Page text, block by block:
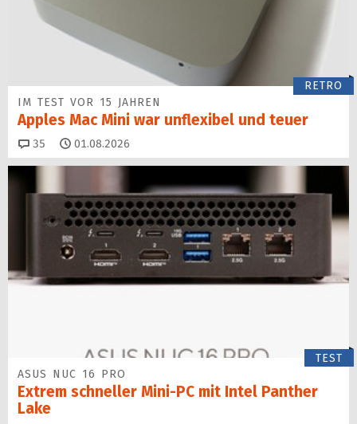
RETRO
IM TEST VOR 15 JAHREN
Apples Mac Mini war unflexibel und teuer
35 Kommentare
01.08.2026
TEST
ASUS NUC 16 PRO
Extrem schneller Mini-PC mit Intel Panther
Lake